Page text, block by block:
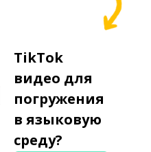
TikTok
видео для
погружения
в языковую
среду?